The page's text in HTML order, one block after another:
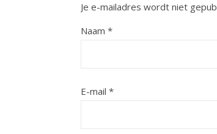
Je e-mailadres wordt niet
Naam *
E-mail *